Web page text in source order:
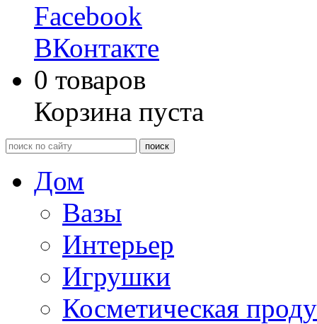
Facebook
ВКонтакте
0 товаров
Корзина пуста
Дом
Вазы
Интерьер
Игрушки
Косметическая